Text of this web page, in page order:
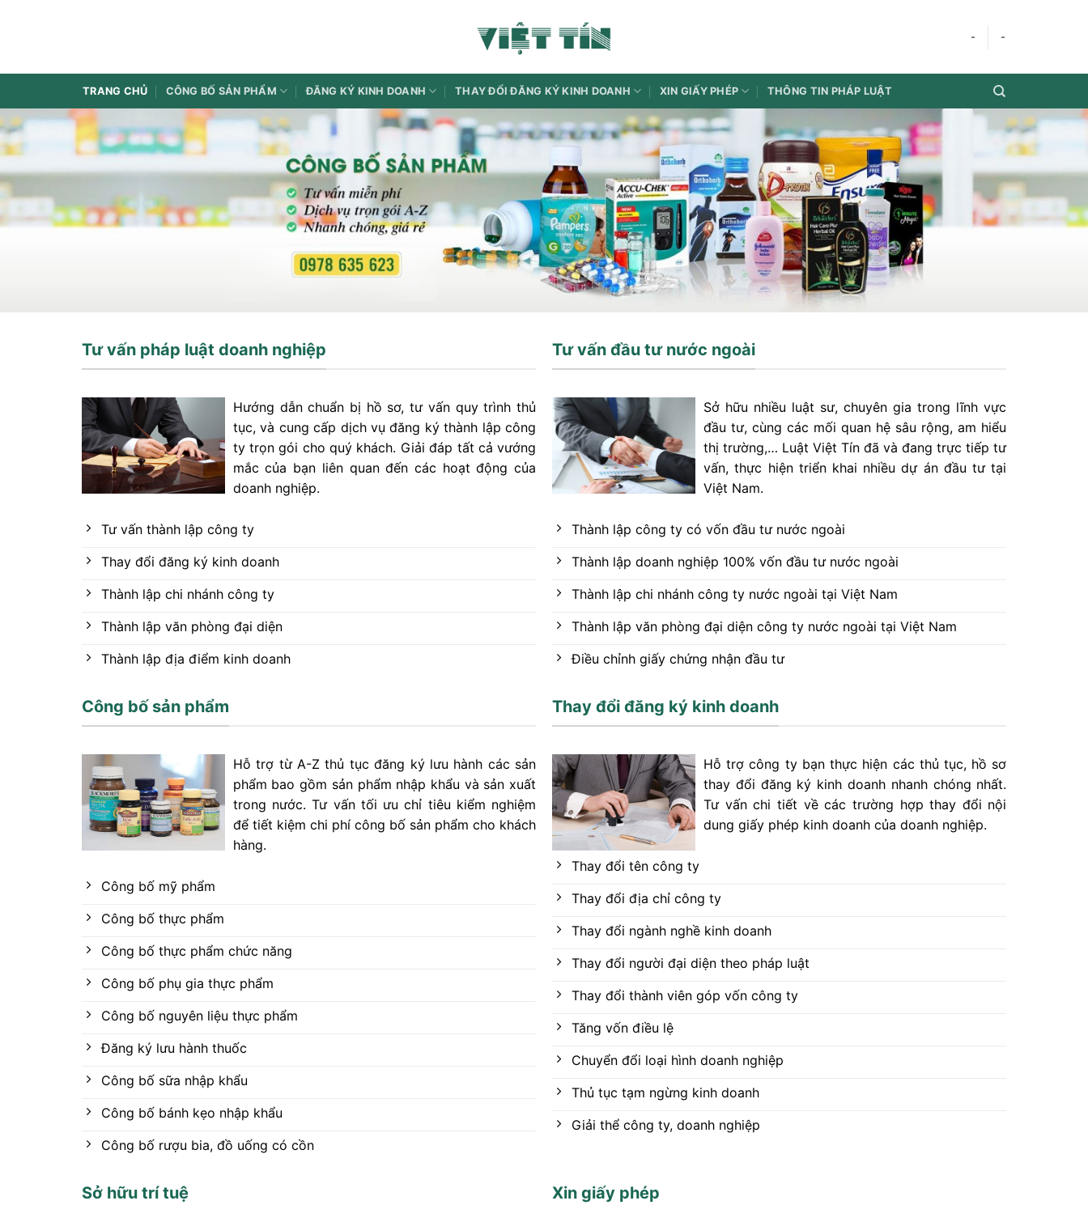
dung
- -
TRANG CHỦ CÔNG BỐ SẢN PHẨM ĐĂNG KÝ KINH DOANH THAY ĐỔI ĐĂNG KÝ KINH DOANH XIN GIẤY PHÉP THÔNG TIN PHÁP LUẬT
Tư vấn pháp luật doanh nghiệp
Hướng dẫn chuẩn bị hồ sơ, tư vấn quy trình thủ
tục, và cung cấp dịch vụ đăng ký thành lập công
ty trọn gói cho quý khách. Giải đáp tất cả vướng
mắc của bạn liên quan đến các hoạt động của
doanh nghiệp.
Tư vấn thành lập công ty
Thay đổi đăng ký kinh doanh
Thành lập chi nhánh công ty
Thành lập văn phòng đại diện
Thành lập địa điểm kinh doanh
Tư vấn đầu tư nước ngoài
Sở hữu nhiều luật sư, chuyên gia trong lĩnh vực
đầu tư, cùng các mối quan hệ sâu rộng, am hiểu
thị trường,… Luật Việt Tín đã và đang trực tiếp tư
vấn, thực hiện triển khai nhiều dự án đầu tư tại
Việt Nam.
Thành lập công ty có vốn đầu tư nước ngoài
Thành lập doanh nghiệp 100% vốn đầu tư nước ngoài
Thành lập chi nhánh công ty nước ngoài tại Việt Nam
Thành lập văn phòng đại diện công ty nước ngoài tại Việt Nam
Điều chỉnh giấy chứng nhận đầu tư
Công bố sản phẩm
Hỗ trợ từ A-Z thủ tục đăng ký lưu hành các sản
phẩm bao gồm sản phẩm nhập khẩu và sản xuất
trong nước. Tư vấn tối ưu chỉ tiêu kiểm nghiệm
để tiết kiệm chi phí công bố sản phẩm cho khách
hàng.
Công bố mỹ phẩm
Công bố thực phẩm
Công bố thực phẩm chức năng
Công bố phụ gia thực phẩm
Công bố nguyên liệu thực phẩm
Đăng ký lưu hành thuốc
Công bố sữa nhập khẩu
Công bố bánh kẹo nhập khẩu
Công bố rượu bia, đồ uống có cồn
Thay đổi đăng ký kinh doanh
Hỗ trợ công ty bạn thực hiện các thủ tục, hồ sơ
thay đổi đăng ký kinh doanh nhanh chóng nhất.
Tư vấn chi tiết về các trường hợp thay đổi nội
dung giấy phép kinh doanh của doanh nghiệp.
Thay đổi tên công ty
Thay đổi địa chỉ công ty
Thay đổi ngành nghề kinh doanh
Thay đổi người đại diện theo pháp luật
Thay đổi thành viên góp vốn công ty
Tăng vốn điều lệ
Chuyển đổi loại hình doanh nghiệp
Thủ tục tạm ngừng kinh doanh
Giải thể công ty, doanh nghiệp
Sở hữu trí tuệ Xin giấy phép